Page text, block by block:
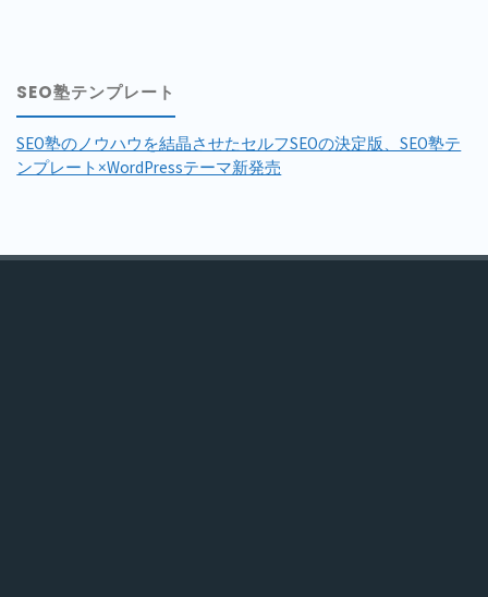
SEO塾テンプレート
SEO塾のノウハウを結晶させたセルフSEOの決定版、SEO塾テ
ンプレート×WordPressテーマ新発売